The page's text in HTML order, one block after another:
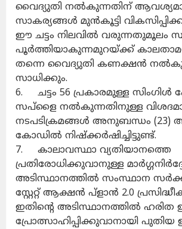
വൈദ്യുതി നൽകുന്നതിന്
സാകര്യങ്ങൾ മുൻകൂട്ടി
ഈ ചട്ടം നിലവിൽ വരുന്നതുമൂലം
പൂർത്തിയാകുന്നമുറയ്ക്ക്
തന്നെ വൈദ്യുതി കണക്ഷൻ
സാധിക്കും.
6. ചട്ടം 56 പ്രകാരമുള്ള സിംഗിൾ
സപ്‌ളൈ നൽകുന്നതിനുള്ള
നടപടിക്രമങ്ങൾ അനുബന്ധം (23)
കോഡിൽ നിഷ്‌ക്കർഷിച്ചിട്ടുണ്ട്.
7. കാലാവസ്ഥാ വ്യതിയാനത്തെ
പ്രതിരോധിക്കുവാനുള്ള
അടിസ്ഥാനത്തിൽ സംസ്ഥാന
സ്റ്റേറ്റ് ആക്ഷൻ പ്‌ളാൻ 2.0
ഇതിന്റെ അടിസ്ഥാനത്തിൽ
പ്രോത്സാഹിപ്പിക്കുവാനായി